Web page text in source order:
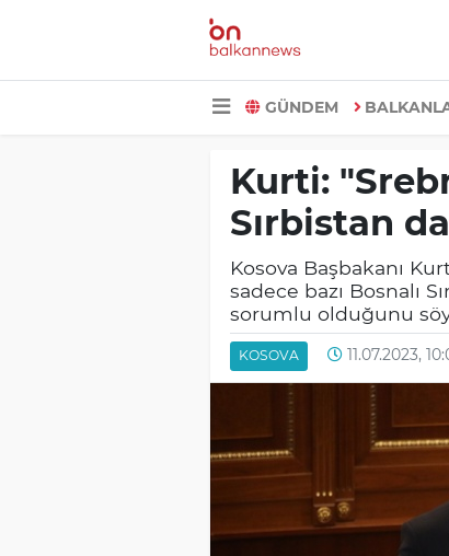
GÜNDEM
Kurti:
Sırbistan
Kosova Başbakanı
sadece bazı Bosnalı
sorumlu olduğunu
KOSOVA 11.07.2023,